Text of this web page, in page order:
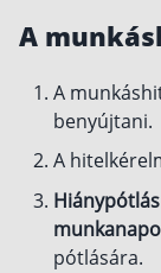
A
A
benyújtani.
A
Hiánypótlás
pótlására.